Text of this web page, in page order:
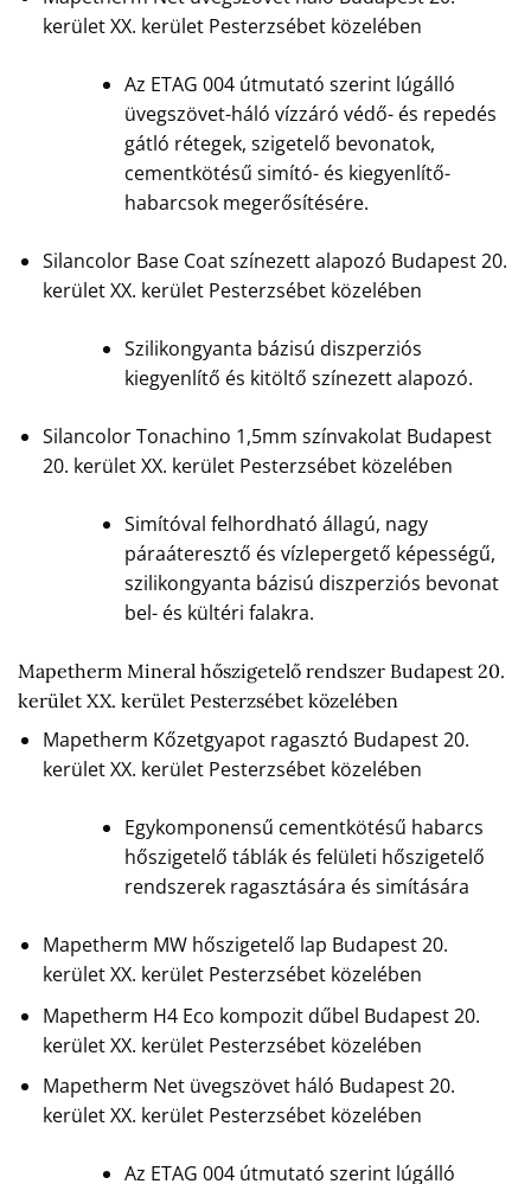
kerület XX. kerület Pesterzsébet közelében
Az ETAG 004 útmutató szerint lúgálló
üvegszövet-háló vízzáró védő- és repedés
gátló rétegek, szigetelő bevonatok,
cementkötésű simító- és kiegyenlítő-
habarcsok megerősítésére.
Silancolor Base Coat színezett alapozó Budapest 20.
kerület XX. kerület Pesterzsébet közelében
Szilikongyanta bázisú diszperziós
kiegyenlítő és kitöltő színezett alapozó.
Silancolor Tonachino 1,5mm színvakolat Budapest
20. kerület XX. kerület Pesterzsébet közelében
Simítóval felhordható állagú, nagy
páraáteresztő és vízlepergető képességű,
szilikongyanta bázisú diszperziós bevonat
bel- és kültéri falakra.
Mapetherm Mineral hőszigetelő rendszer Budapest 20.
kerület XX. kerület Pesterzsébet közelében
Mapetherm Kőzetgyapot ragasztó Budapest 20.
kerület XX. kerület Pesterzsébet közelében
Egykomponensű cementkötésű habarcs
hőszigetelő táblák és felületi hőszigetelő
rendszerek ragasztására és simítására
Mapetherm MW hőszigetelő lap Budapest 20.
kerület XX. kerület Pesterzsébet közelében
Mapetherm H4 Eco kompozit dűbel Budapest 20.
kerület XX. kerület Pesterzsébet közelében
Mapetherm Net üvegszövet háló Budapest 20.
kerület XX. kerület Pesterzsébet közelében
Az ETAG 004 útmutató szerint lúgálló